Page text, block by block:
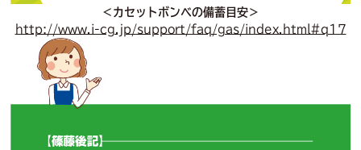
＜カセットボンベの備蓄目安＞
http://www.i-cg.jp/support/faq/gas/index.html#q17